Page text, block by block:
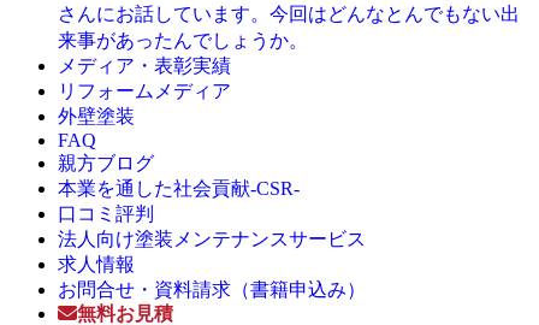
さんにお話しています。今回はどんなとんでもない出
来事があったんでしょうか。
メディア・表彰実績
リフォームメディア
外壁塗装
FAQ
親方ブログ
本業を通した社会貢献-CSR-
口コミ評判
法人向け塗装メンテナンスサービス
求人情報
お問合せ・資料請求（書籍申込み）
無料お見積